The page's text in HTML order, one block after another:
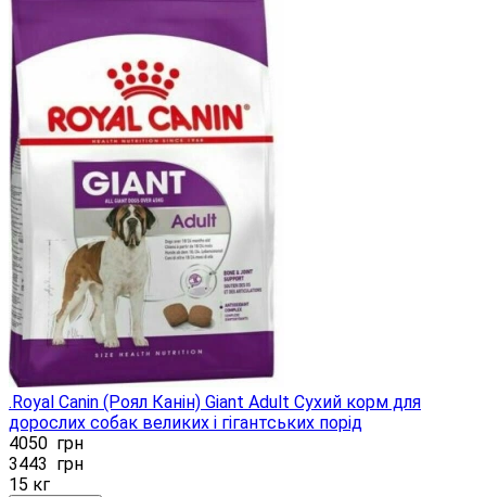
.Royal Canin (Роял Канін) Giant Adult Сухий корм для
дорослих собак великих і гігантських порід
4050 грн
3443 грн
15 кг